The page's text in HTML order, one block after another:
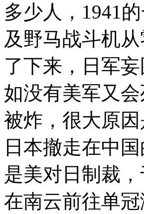
多少人，1941
及野马战斗机
了下来，日军
如没有美军又
被炸，很大原
日本撤走在中
是美对日制裁
在南云前往单